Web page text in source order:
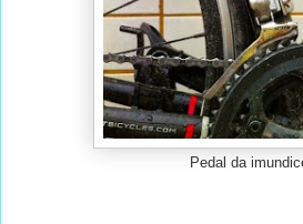
Pedal da